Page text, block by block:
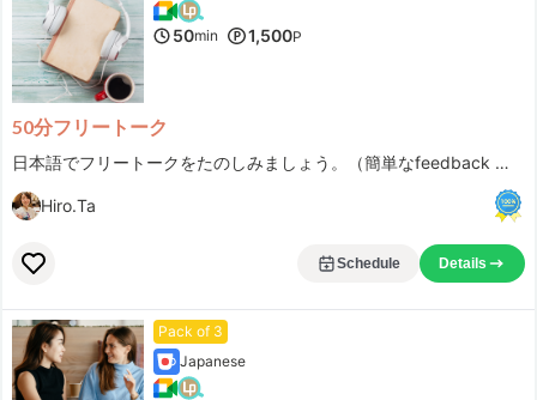
50分フリートーク
日本語でフリートークをたのしみましょう。（簡単なfeedback もします）
50min 1,500P
Hiro.Ta
Schedule Details
Pack of 3
Japanese